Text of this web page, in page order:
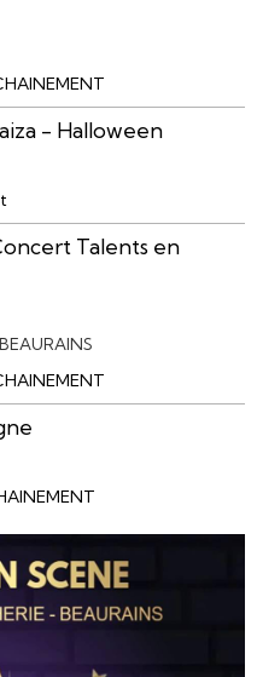
- Halloween
Talents en